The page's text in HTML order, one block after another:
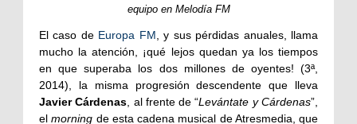
equipo en Melodía FM
El caso de Europa FM, y sus pérdidas anuales, llama
mucho la atención, ¡qué lejos quedan ya los tiempos
en que superaba los dos millones de oyentes! (3ª,
2014), la misma progresión descendente que lleva
Javier Cárdenas, al frente de “Levántate y Cárdenas”,
elmorning de esta cadena musical de Atresmedia, que